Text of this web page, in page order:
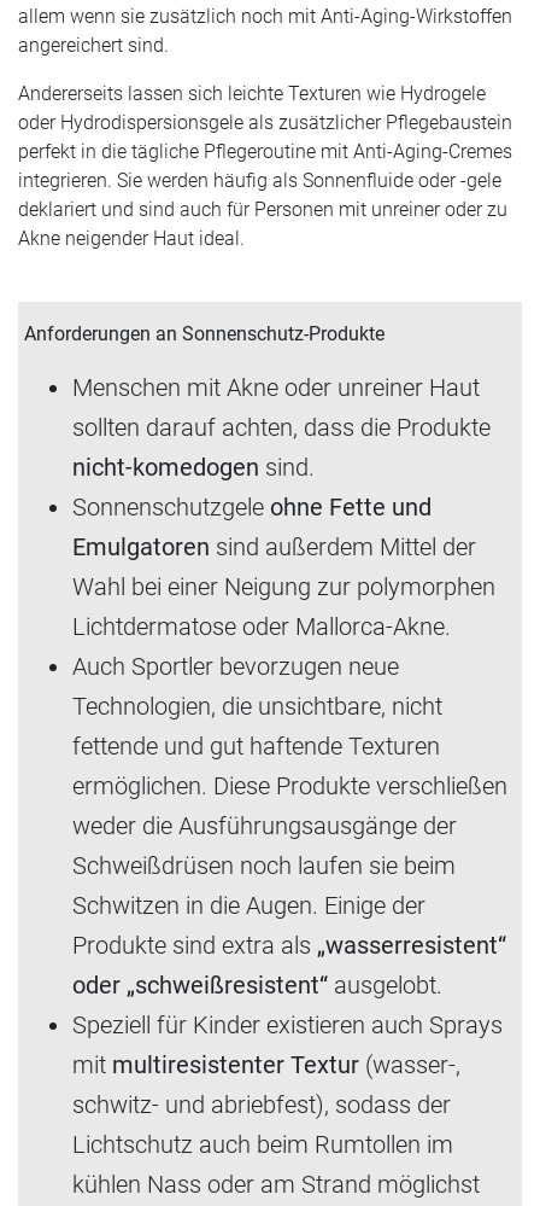
allem wenn sie zusätzlich noch mit Anti-Aging-Wirkstoffen
angereichert sind.
Andererseits lassen sich leichte Texturen wie Hydrogele
oder Hydrodispersionsgele als zusätzlicher Pflegebaustein
perfekt in die tägliche Pflegeroutine mit Anti-Aging-Cremes
integrieren. Sie werden häufig als Sonnenfluide oder -gele
deklariert und sind auch für Personen mit unreiner oder zu
Akne neigender Haut ideal.
Anforderungen an Sonnenschutz-Produkte
Menschen mit Akne oder unreiner Haut
sollten darauf achten, dass die Produkte
nicht-komedogen sind.
Sonnenschutzgele ohne Fette und
Emulgatoren sind außerdem Mittel der
Wahl bei einer Neigung zur polymorphen
Lichtdermatose oder Mallorca-Akne.
Auch Sportler bevorzugen neue
Technologien, die unsichtbare, nicht
fettende und gut haftende Texturen
ermöglichen. Diese Produkte verschließen
weder die Ausführungsausgänge der
Schweißdrüsen noch laufen sie beim
Schwitzen in die Augen. Einige der
Produkte sind extra als „wasserresistent“
oder „schweißresistent“ ausgelobt.
Speziell für Kinder existieren auch Sprays
mit multiresistenter Textur (wasser-,
schwitz- und abriebfest), sodass der
Lichtschutz auch beim Rumtollen im
kühlen Nass oder am Strand möglichst